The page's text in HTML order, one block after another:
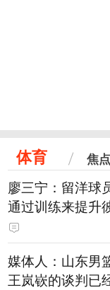
体育 焦
廖三宁：留洋球
通过训练来提升
媒体人：山东男
王岚嵚的谈判已